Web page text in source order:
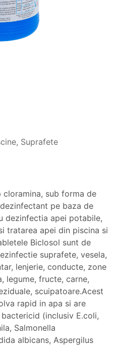
, Suprafete
sub forma de
pe baza de
dezinfectia apei potabile,
tratarea apei din piscina si
Biclosol sunt de
suprafete, vesela,
lenjerie, conducte, zone
legume, fructe, carne,
scuipatoare.Acest
rapid in apa si are
(inclusiv E.coli,
Salmonella
albicans, Aspergilus